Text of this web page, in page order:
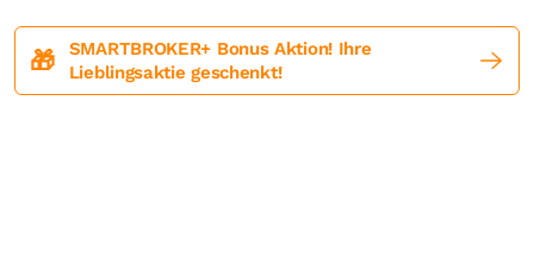
🎁
SMARTBROKER+ Bonus Aktion! Ihre
Lieblingsaktie geschenkt!